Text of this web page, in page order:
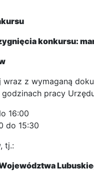
konkursu:
z wymaganą
pracy
16:00
do 15:30
tj.: